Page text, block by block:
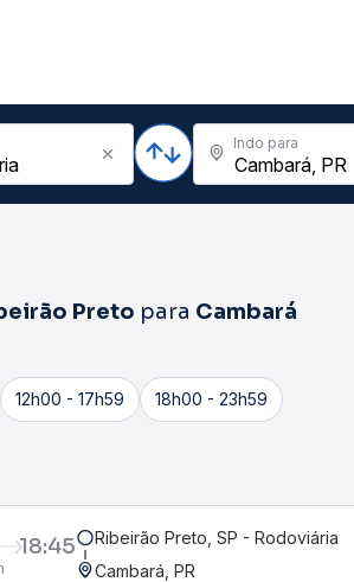
Indo para
Preto para Cambará
12h00 - 17h59 18h00 - 23h59
18:45
Ribeirão Preto, SP - Rodoviária
Cambará, PR